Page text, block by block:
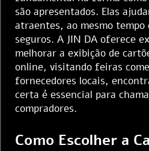
são apresentados. Elas
atraentes, ao mesmo tempo
seguros. A JIN DA oferece
melhorar a exibição de
online, visitando feiras
fornecedores locais,
certa é essencial para
compradores.
Como Escolher a